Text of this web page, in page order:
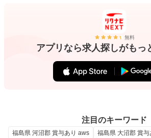
無料
アプリなら求人探しがもっ
注目のキーワード
福島県 河沼郡 賞与あり aws
福島県 大沼郡 賞